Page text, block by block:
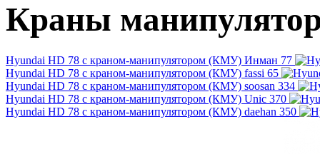
Краны
Hyundai HD 78 c краном-манипулятором (КМУ) Инман 77
Hyundai HD 78 c краном-манипулятором (КМУ) fassi 65
Hyundai HD 78 c краном-манипулятором (КМУ) soosan 334
Hyundai HD 78 c краном-манипулятором (КМУ) Unic 370
Hyundai HD 78 c краном-манипулятором (КМУ) daehan 350